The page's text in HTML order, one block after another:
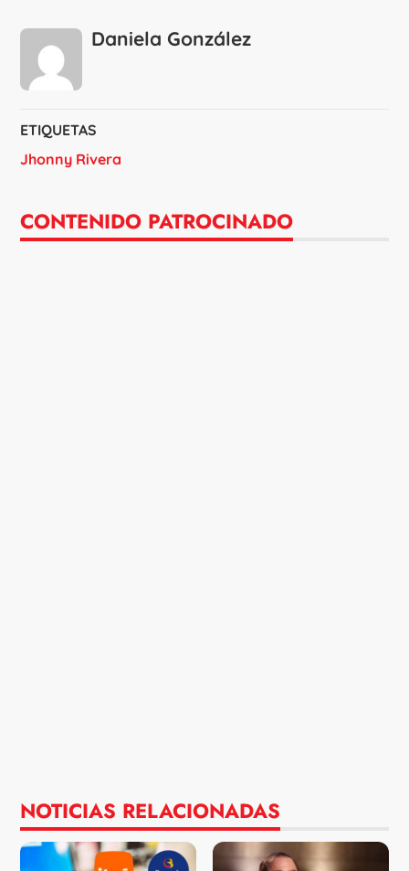
Daniela González
ETIQUETAS
Jhonny Rivera
CONTENIDO PATROCINADO
NOTICIAS RELACIONADAS